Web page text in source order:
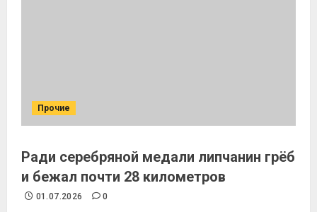
Прочие
Ради серебряной медали липчанин грёб
и бежал почти 28 километров
01.07.2026 0